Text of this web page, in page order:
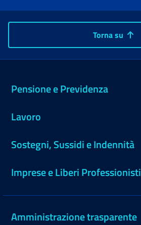
Torna su
Pensione e Previdenza
Lavoro
Sostegni, Sussidi e Indennità
Imprese e Liberi Professionisti
Amministrazione trasparente